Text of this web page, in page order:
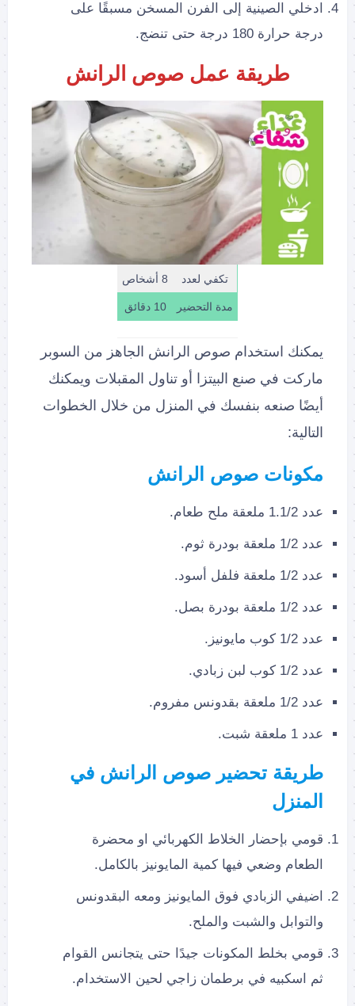
ادخلي الصينية إلى الفرن المسخن مسبقًا على
درجة حرارة 180 درجة حتى تنضج.
طريقة عمل صوص الرانش
تكفي لعدد 8 أشخاص
مدة التحضير 10 دقائق
يمكنك استخدام صوص الرانش الجاهز من السوبر
ماركت في صنع البيتزا أو تناول المقبلات ويمكنك
أيضًا صنعه بنفسك في المنزل من خلال الخطوات
التالية:
مكونات صوص الرانش
عدد 1.1/2 ملعقة ملح طعام.
عدد 1/2 ملعقة بودرة ثوم.
عدد 1/2 ملعقة فلفل أسود.
عدد 1/2 ملعقة بودرة بصل.
عدد 1/2 كوب مايونيز.
عدد 1/2 كوب لبن زبادي.
عدد 1/2 ملعقة بقدونس مفروم.
عدد 1 ملعقة شبت.
طريقة تحضير صوص الرانش في
المنزل
قومي بإحضار الخلاط الكهربائي او محضرة
الطعام وضعي فيها كمية المايونيز بالكامل.
اضيفي الزبادي فوق المايونيز ومعه البقدونس
والتوابل والشبت والملح.
قومي بخلط المكونات جيدًا حتى يتجانس القوام
ثم اسكبيه في برطمان زاجي لحين الاستخدام.